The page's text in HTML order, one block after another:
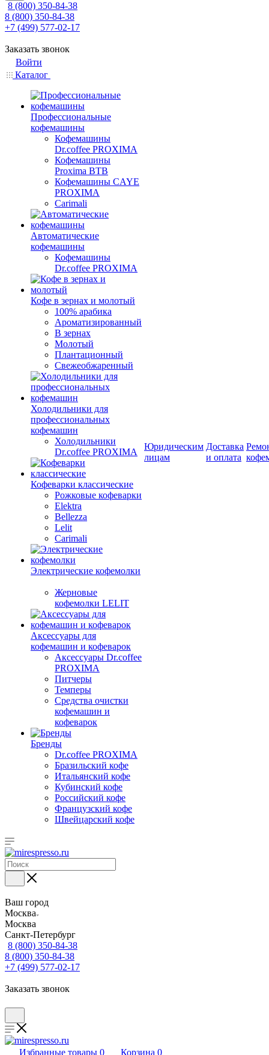
8 (800) 350-84-38
8 (800) 350-84-38
+7 (499) 577-02-17
Заказать звонок
Войти
Каталог
Профессиональные
кофемашины
Кофемашины
Dr.coffee PROXIMA
Кофемашины
Proxima BTB
Кофемашины CAYE
PROXIMA
Carimali
Автоматические
кофемашины
Кофемашины
Dr.coffee PROXIMA
Кофе в зернах и молотый
100% арабика
Ароматизированный
В зернах
Молотый
Плантационный
Свежеобжаренный
Холодильники для
профессиональных
кофемашин
Холодильники
Dr.coffee PROXIMA
Кофеварки классические
Рожковые кофеварки
Elektra
Bellezza
Lelit
Carimali
Электрические кофемолки
Жерновые
кофемолки LELIT
Аксессуары для
кофемашин и кофеварок
Аксессуары Dr.coffee
PROXIMA
Питчеры
Темперы
Средства очистки
кофемашин и
кофеварок
Бренды
Dr.coffee PROXIMA
Бразильский кофе
Итальянский кофе
Кубинский кофе
Российский кофе
Французский кофе
Швейцарский кофе
Юридическим
лицам
Доставка
и оплата
Ваш город
Москва
Москва
Санкт-Петербург
8 (800) 350-84-38
8 (800) 350-84-38
+7 (499) 577-02-17
Заказать звонок
Избранные товары 0 Корзина 0